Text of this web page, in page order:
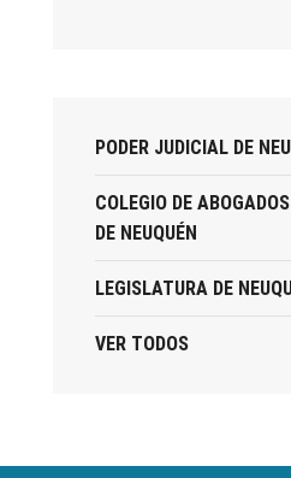
PODER JUDICIAL DE
COLEGIO DE
DE NEUQUÉN
LEGISLATURA DE
VER TODOS